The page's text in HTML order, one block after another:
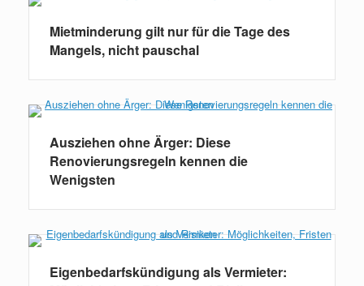
Mietminderung gilt nur für die Tage des
Mangels, nicht pauschal
Ausziehen ohne Ärger: Diese
Renovierungsregeln kennen die
Wenigsten
Eigenbedarfskündigung als Vermieter: